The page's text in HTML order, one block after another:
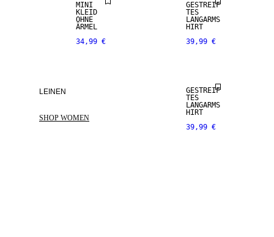
MINI
KLEID
OHNE
ÄRMEL
34,99 €
GESTREIF
TES
LANGARMS
HIRT
39,99 €
LEINEN
SHOP WOMEN
GESTREIF
TES
LANGARMS
HIRT
39,99 €